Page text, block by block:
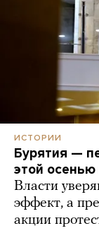
ИСТОРИИ
Бурятия —
этой осенью
Власти
эффект, а
акции